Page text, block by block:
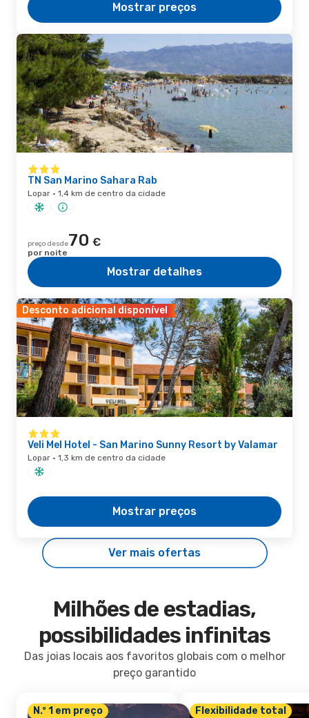
Mostrar preços
TN San Marino Sahara Rab
Lopar · 1,4 km de centro da cidade
preço desde70 €
por noite
Mostrar detalhes
Desconto adicional disponível
Veli Mel Hotel - San Marino Sunny Resort by Valamar
Lopar · 1,3 km de centro da cidade
Mostrar preços
Ver mais ofertas
Milhões de estadias,
possibilidades infinitas
Das joias locais aos favoritos globais com o melhor
preço garantido
N.º 1 em preço Flexibilidade total